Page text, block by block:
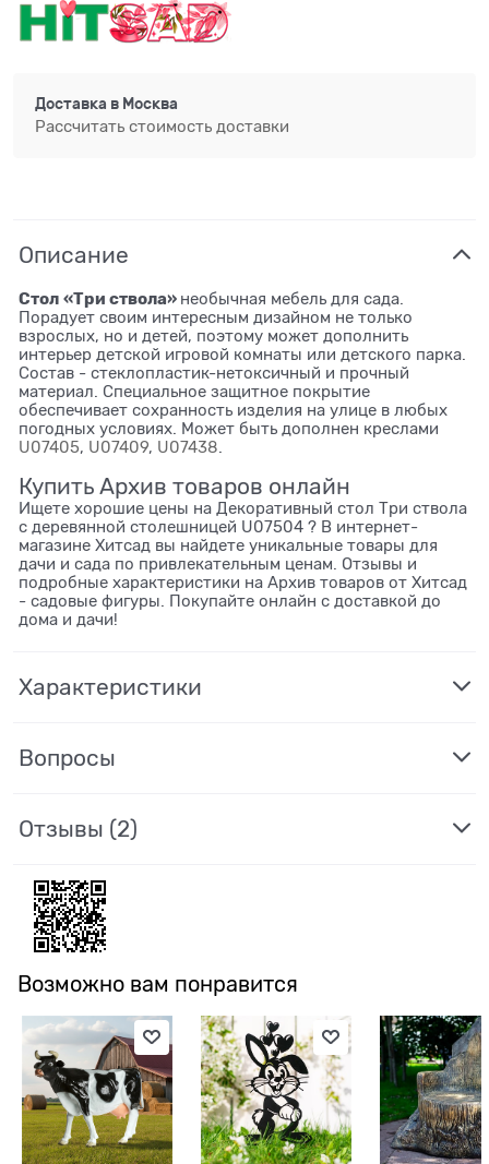
Доставка в Москва
Рассчитать стоимость доставки
Описание
Стол «Три ствола» необычная мебель для сада.
Порадует своим интересным дизайном не только
взрослых, но и детей, поэтому может дополнить
интерьер детской игровой комнаты или детского парка.
Состав - стеклопластик-нетоксичный и прочный
материал. Специальное защитное покрытие
обеспечивает сохранность изделия на улице в любых
погодных условиях. Может быть дополнен креслами
U07405, U07409, U07438
Купить Архив товаров онлайн
Ищете хорошие цены на Декоративный стол Три ствола
с деревянной столешницей U07504 ? В интернет-
магазине Хитсад вы найдете уникальные товары для
дачи и сада по привлекательным ценам. Отзывы и
подробные характеристики на Архив товаров от Хитсад
- садовые фигуры. Покупайте онлайн с доставкой до
дома и дачи!
Характеристики
Вопросы
Отзывы (2)
Возможно вам понравится